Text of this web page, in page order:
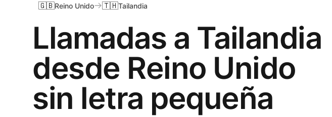
Llamadas a Tailandia
desde Reino Unido
sin letra pequeña
🇬🇧Reino Unido 🇹🇭Tailandia